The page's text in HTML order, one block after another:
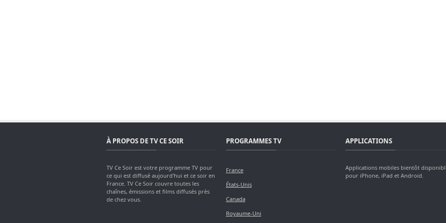
À PROPOS DE TV CE SOIR
TV Ce Soir est votre programme TV pour
ce qui est diffusé aujourd'hui et ce soir en
France. TV Ce Soir couvre toutes les
chaînes, émissions et films diffusés près
de chez vous.
PROGRAMMES TV
France
États-Unis
Canada
Royaume-Uni
APPLICATIONS
Applications mobiles bientôt
pour iPhone, iPad et Android.